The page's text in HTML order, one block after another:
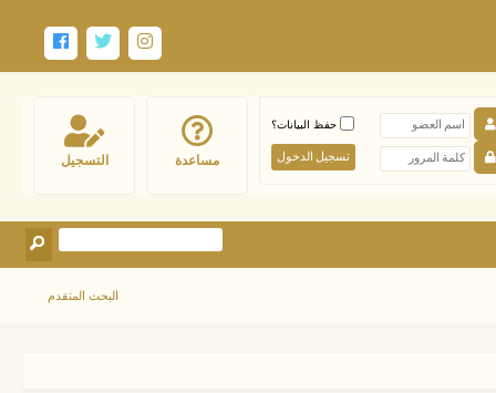
التسجيل مساعدة
حفظ البيانات؟
البحث المتقدم